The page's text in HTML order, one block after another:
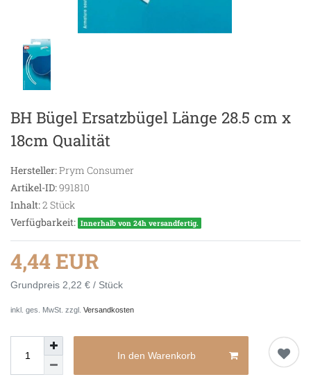
BH Bügel Ersatzbügel Länge 28.5 cm x
18cm Qualität
Hersteller:Prym Consumer
Artikel-ID:991810
Inhalt:2 Stück
Verfügbarkeit: Innerhalb von 24h versandfertig.
4,44 EUR
Grundpreis 2,22 € / Stück
inkl. ges. MwSt. zzgl. Versandkosten
In den Warenkorb